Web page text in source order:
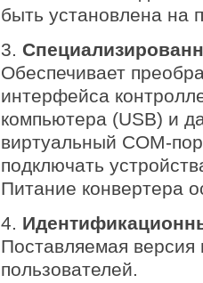
быть установлена на
3.
Обеспечивает
интерфейса
компьютера (USB) и
виртуальный COM-
подключать
Питание конвертера
4.
Поставляемая
пользователей.